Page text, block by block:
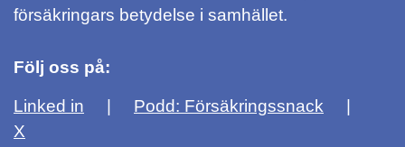
försäkringars betydelse i samhället.
Följ oss på:
Linked in
Podd: Försäkringssnack
X